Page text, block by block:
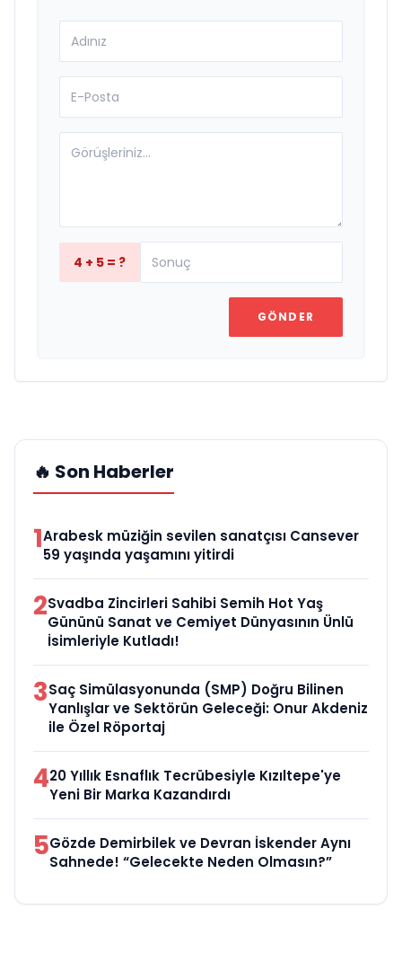
4 + 5 = ?
GÖNDER
🔥 Son Haberler
1Arabesk müziğin sevilen sanatçısı Cansever
59 yaşında yaşamını yitirdi
2Svadba Zincirleri Sahibi Semih Hot Yaş
Gününü Sanat ve Cemiyet Dünyasının Ünlü
İsimleriyle Kutladı!
3Saç Simülasyonunda (SMP) Doğru Bilinen
Yanlışlar ve Sektörün Geleceği: Onur Akdeniz
ile Özel Röportaj
420 Yıllık Esnaflık Tecrübesiyle Kızıltepe'ye
Yeni Bir Marka Kazandırdı
5Gözde Demirbilek ve Devran İskender Aynı
Sahnede! “Gelecekte Neden Olmasın?”